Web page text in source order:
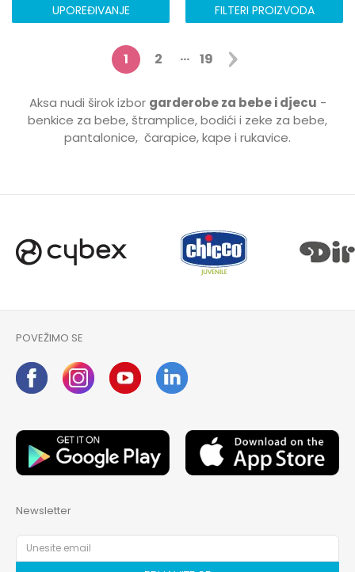
UPOREĐIVANJE FILTERI PROIZVODA
1 2 ... 19
Aksa nudi širok izbor garderobe za bebe i djecu -
benkice za bebe, štramplice, bodići i zeke za bebe,
pantalonice, čarapice, kape i rukavice.
POVEŽIMO SE
Newsletter